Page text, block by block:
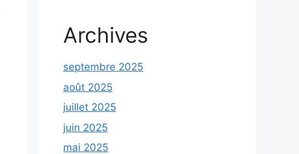
Archives
septembre 2025
août 2025
juillet 2025
juin 2025
mai 2025